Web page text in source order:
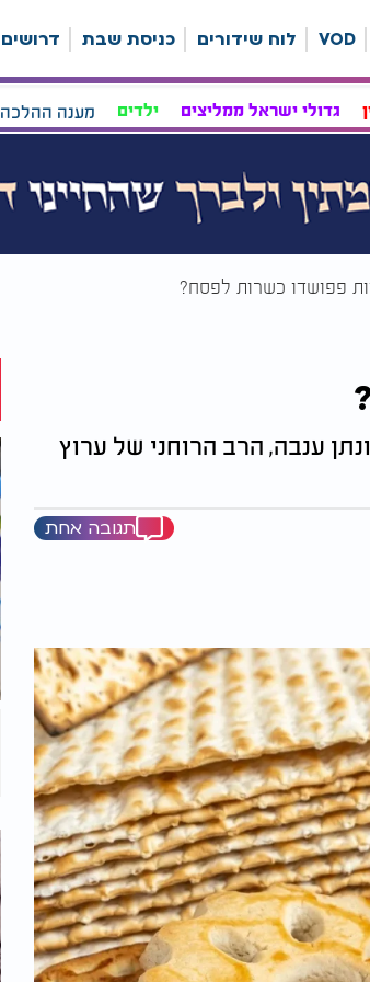
VOD לוח שידורים כניסת שבת דרושים
גדולי ישראל ממליצים ילדים מענה ההלכה
פפושדו כשרות לפסח?
ענבה, הרב הרוחני של ערוץ
תגובה אחת